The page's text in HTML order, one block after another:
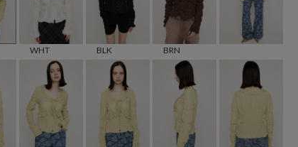
WHT BLK BRN